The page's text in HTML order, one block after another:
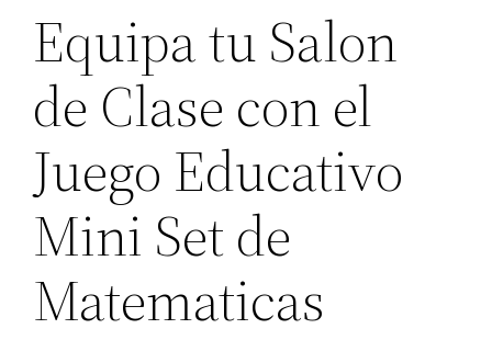
Equipa tu Salon
de Clase con el
Juego Educativo
Mini Set de
Matematicas